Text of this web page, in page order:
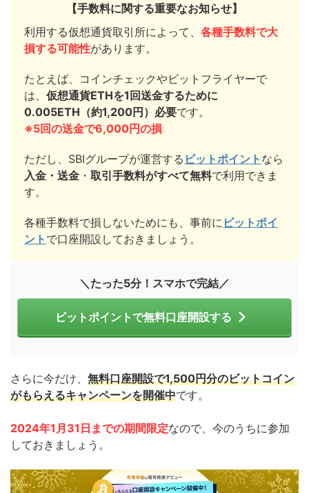
【手数料に関する重要なお知らせ】
利用する仮想通貨取引所によって、 各種手数料で大
損する可能性があります。
たとえば、コインチェックやビットフライヤーで
は、 仮想通貨ETHを1回送金するために
0.005ETH（約1,200円）必要です。
※5回の送金で6,000円の損
ただし、SBIグループが運営する ビットポイント なら
入金・送金 ・ 取引手数料がすべて無料で利用できま
す。
各種手数料で損しないためにも、事前に ビットポイ
ント で口座開設しておきましょう。
＼たった5分！スマホで完結／
ビットポイントで無料口座開設する
さらに今だけ、 無料口座開設で1,500円分のビットコイン
がもらえるキャンペーンを開催中です。
2024年1月31日 までの期間限定なので、今のうちに参加
しておきましょう。